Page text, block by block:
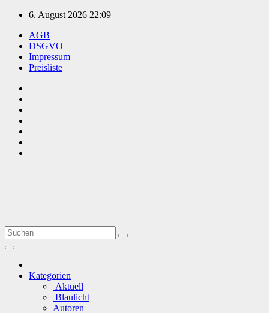
Zum
springen
6. August 2026 22:09
AGB
DSGVO
Impressum
Preisliste
Kategorien
Aktuell
Blaulicht
Autoren